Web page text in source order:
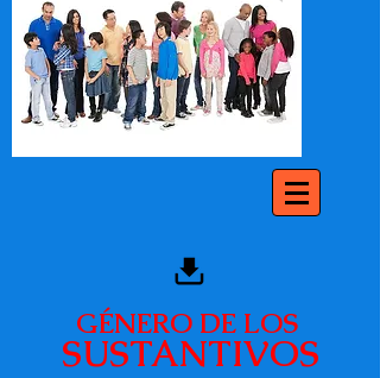
GÉNERO DE LOS
SUSTANTIVOS